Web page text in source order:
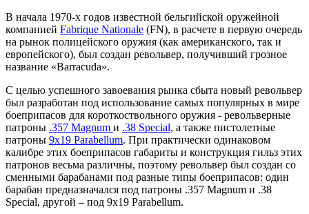
В начала 1970-х годов известной бельгийской оружейной
компанией Fabrique Nationale (FN), в расчете в первую очередь
на рынок полицейского оружия (как американского, так и
европейского), был создан револьвер, получивший грозное
название «Barracuda».
С целью успешного завоевания рынка сбыта новый револьвер
был разработан под использование самых популярных в мире
боеприпасов для короткоствольного оружия - револьверные
патроны .357 Magnum и .38 Special, а также пистолетные
патроны 9х19 Parabellum. При практически одинаковом
калибре этих боеприпасов габариты и конструкция гильз этих
патронов весьма различны, поэтому револьвер был создан со
сменными барабанами под разные типы боеприпасов: один
барабан предназначался под патроны .357 Magnum и .38
Special, другой – под 9х19 Parabellum.